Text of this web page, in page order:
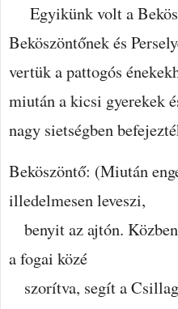
Egyikünk volt a
Beköszöntőnek és
vertük a pattogós
miután a kicsi gyerekek
nagy sietségben
Beköszöntő: (Miután
illedelmesen leveszi,
benyit az ajtón.
a fogai közé
szorítva, segít a